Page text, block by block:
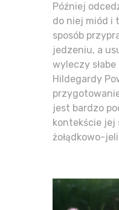
Później
do niej miód i
sposób
jedzeniu, a
wyleczy słabe
Hildegardy
jest bardzo
kontekście jej
żołądkowo-